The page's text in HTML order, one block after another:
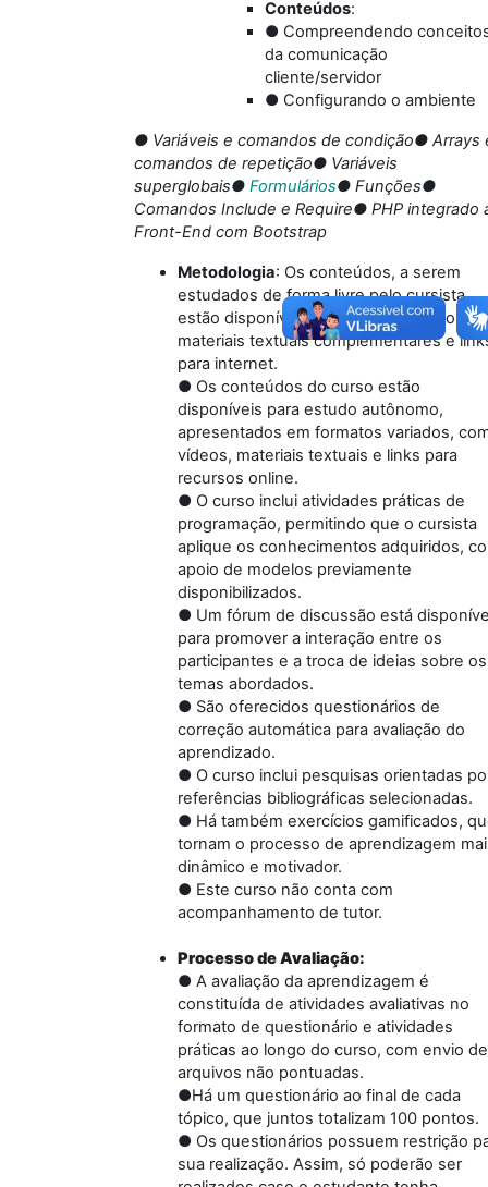
Conteúdos:
● Compreendendo
da comunicação
cliente/servidor
● Configurando o ambiente
● Variáveis e comandos de condição● Arrays
comandos de repetição● Variáveis
superglobais● Formulários● Funções●
Comandos Include e Require● PHP integrado
Front-End com Bootstrap
Metodologia: Os conteúdos, a serem
estudados de forma livre pelo cursista,
estão disponíveis em forma de vídeos,
materiais textuais complementares e
para internet.
● Os conteúdos do curso estão
disponíveis para estudo autônomo,
apresentados em formatos variados,
vídeos, materiais textuais e links para
recursos online.
● O curso inclui atividades práticas de
programação, permitindo que o cursista
aplique os conhecimentos adquiridos,
apoio de modelos previamente
disponibilizados.
● Um fórum de discussão está
para promover a interação entre os
participantes e a troca de ideias sobre os
temas abordados.
● São oferecidos questionários de
correção automática para avaliação do
aprendizado.
● O curso inclui pesquisas orientadas
referências bibliográficas selecionadas.
● Há também exercícios gamificados,
tornam o processo de aprendizagem
dinâmico e motivador.
● Este curso não conta com
acompanhamento de tutor.
Processo de Avaliação:
● A avaliação da aprendizagem é
constituída de atividades avaliativas no
formato de questionário e atividades
práticas ao longo do curso, com envio de
arquivos não pontuadas.
●Há um questionário ao final de cada
tópico, que juntos totalizam 100 pontos.
● Os questionários possuem restrição
sua realização. Assim, só poderão ser